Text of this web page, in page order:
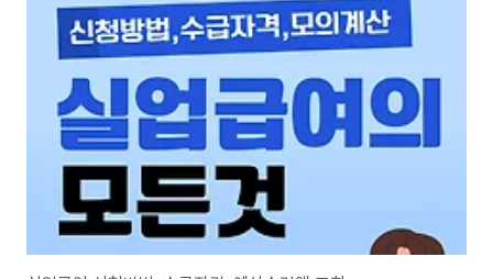
것도 중요합니다. 시험 종료 후, 한국교육과정평가원 웹사이트에서 과목별 시
험지와 정답지를 다운로드할 수 있습니다.정답 발표 시간:국어: 오전 10시 56
한문: 오후..